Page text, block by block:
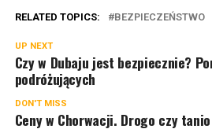
RELATED TOPICS: BEZPIECZEŃSTWO
UP NEXT
Czy w Dubaju jest bezpiecznie?
podróżujących
DON'T MISS
Ceny w Chorwacji. Drogo czy